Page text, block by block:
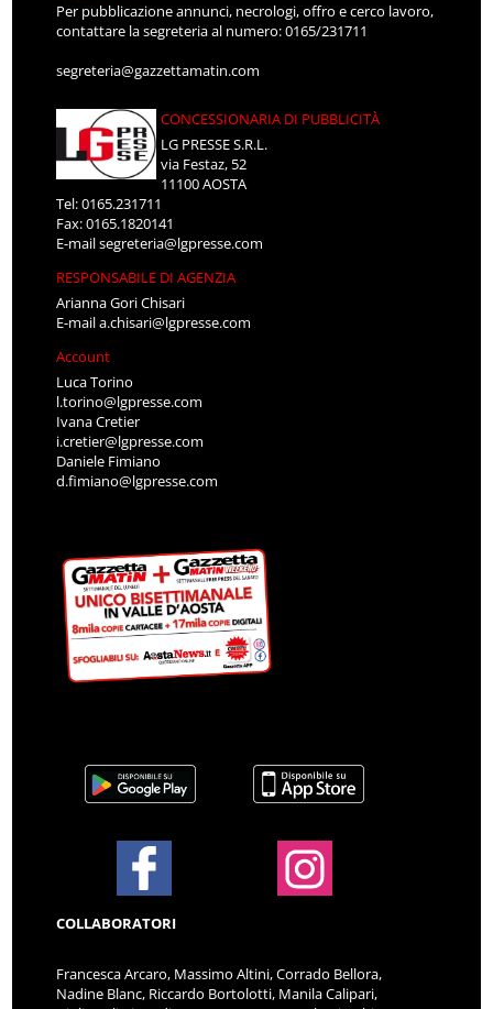
Per pubblicazione annunci, necrologi, offro e cerco lavoro,
contattare la segreteria al numero: 0165/231711
segreteria@gazzettamatin.com
CONCESSIONARIA DI PUBBLICITÀ
LG PRESSE S.R.L.
via Festaz, 52
11100 AOSTA
Tel: 0165.231711
Fax: 0165.1820141
E-mailsegreteria@lgpresse.com
RESPONSABILE DI AGENZIA
Arianna Gori Chisari
E-maila.chisari@lgpresse.com
Account
Luca Torino
l.torino@lgpresse.com
Ivana Cretier
i.cretier@lgpresse.com
Daniele Fimiano
d.fimiano@lgpresse.com
COLLABORATORI
Francesca Arcaro, Massimo Altini, Corrado Bellora,
Nadine Blanc, Riccardo Bortolotti, Manila Calipari,